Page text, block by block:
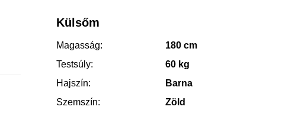
Külsőm
Magasság:
180 cm
Testsúly:
60 kg
Hajszín:
Barna
Szemszín:
Zöld